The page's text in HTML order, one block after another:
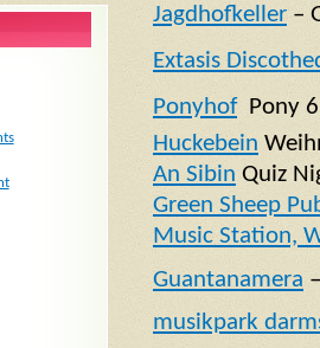
Jagdhofkeller –
Extasis
PonyhofPony 6
Huckebein
An Sibin Quiz
Green Sheep
Music Station,
Guantanamera
musikpark